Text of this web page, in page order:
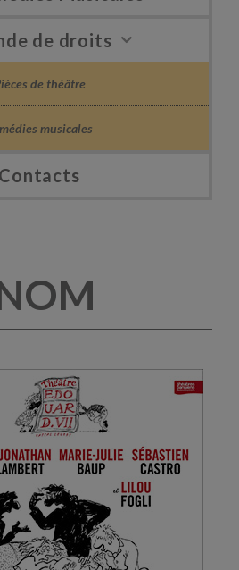
de droits
de théâtre
musicales
Contacts